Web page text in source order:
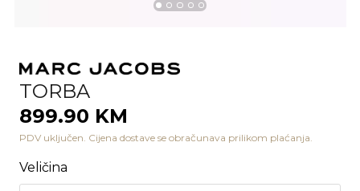
TORBA
899.90 KM
PDV uključen. Cijena dostave se obračunava prilikom plaćanja.
Veličina